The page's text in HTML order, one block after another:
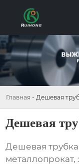
Главная - Дешевая
Дешевая
Дешевая трубка
металлопрокат,